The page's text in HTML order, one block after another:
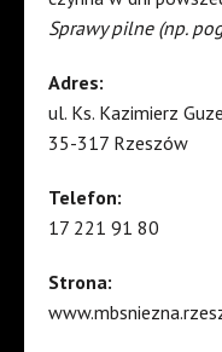
Sprawy pilne (np.
Adres:
ul. Ks. Kazimierz
35-317 Rzeszów
Telefon:
17 221 91 80
Strona: